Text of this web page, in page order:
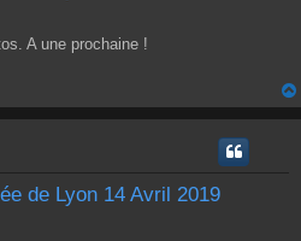
A une prochaine !
de Lyon 14 Avril 2019